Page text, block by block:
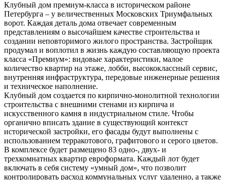
Клубный дом премиум-класса в историческом районе
Петербурга – у величественных Московских Триумфальных
ворот. Каждая деталь дома отвечает современным
представлениям о высочайшем качестве строительства и
создании неповторимого жилого пространства. Застройщик
продумал и воплотил в жизнь каждую составляющую проекта
класса «Премиум»: видовые характеристики, малое
количество квартир на этаже, лобби, высококлассный сервис,
внутренняя инфраструктура, передовые инженерные решения
и техническое наполнение.
Клубный дом создается по кирпично-монолитной технологии
строительства с внешними стенами из кирпича и
искусственного камня в индустриальном стиле. Чтобы
органично вписать здание в существующий контекст
исторической застройки, его фасады будут выполнены с
использованием терракотового, графитового и серого цветов.
В комплексе будет размещено 83 одно-, двух- и
трехкомнатных квартир евроформата. Каждый лот будет
включать в себя систему «умный дом», что позволит
контролировать расход коммунальных услуг удаленно, а также